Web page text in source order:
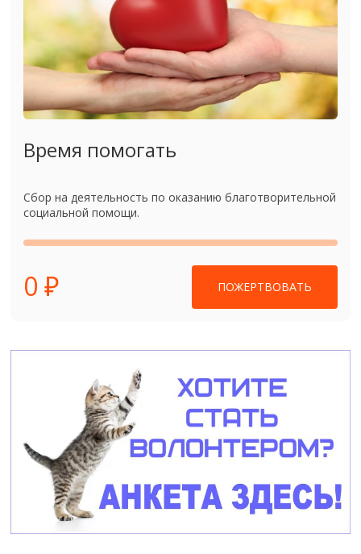
Время помогать
Сбор на деятельность по оказанию благотворительной
социальной помощи.
0 ₽ ПОЖЕРТВОВАТЬ